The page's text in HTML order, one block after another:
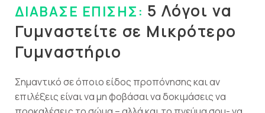
ΔΙΑΒΑΣΕ ΕΠΙΣΗΣ: 5 Λόγοι να
Γυμναστείτε σε Μικρότερο
Γυμναστήριο
Σημαντικό σε όποιο είδος προπόνησης και αν
επιλέξεις είναι να μη φοβάσαι να δοκιμάσεις να